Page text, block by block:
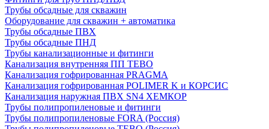
Трубы обсадные для скважин
Оборудование для скважин + автоматика
Трубы обсадные ПВХ
Трубы обсадные ПНД
Трубы канализационные и фитинги
Канализация внутренняя ПП TEBO
Канализация гофрированная PRAGMA
Канализация гофрированная POLIMER K и КОРСИС
Канализация наружная ПВХ SN4 ХЕМКОР
Трубы полипропиленовые и фитинги
Трубы полипропиленовые FORA (Россия)